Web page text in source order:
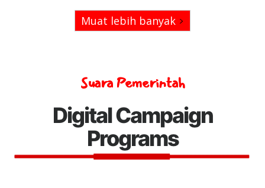
Muat lebih banyak
Suara Pemerintah
Digital Campaign
Programs